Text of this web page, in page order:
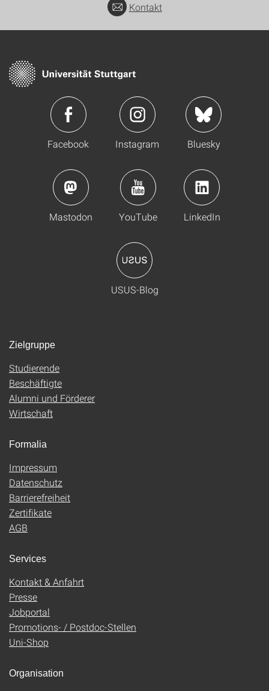
Kontakt
Facebook Instagram Bluesky
Mastodon YouTube LinkedIn
USUS-Blog
Zielgruppe
Studierende
Beschäftigte
Alumni und Förderer
Wirtschaft
Formalia
Impressum
Datenschutz
Barrierefreiheit
Zertifikate
AGB
Services
Kontakt & Anfahrt
Presse
Jobportal
Promotions- / Postdoc-Stellen
Uni-Shop
Organisation